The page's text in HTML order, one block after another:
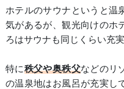
ホテルのサウナというと温
気があるが、観光向けのホ
ろはサウナも同じくらい充実
特に秩父や奥秩父などのリ
の温泉地はお風呂が充実し